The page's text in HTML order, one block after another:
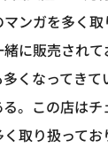
ンガを多く
に販売され
くなってきて
。この店は
取り扱って